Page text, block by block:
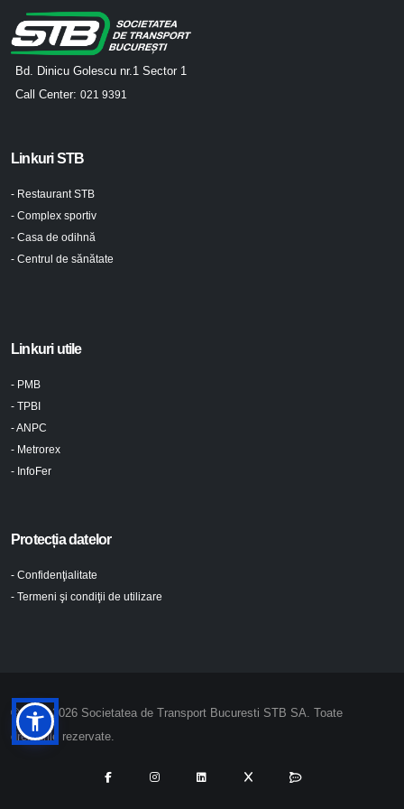
Bd. Dinicu Golescu nr.1 Sector 1
Call Center: 021 9391
Linkuri STB
- Restaurant STB
- Complex sportiv
- Casa de odihnă
- Centrul de sănătate
Linkuri utile
- PMB
- TPBI
- ANPC
- Metrorex
- InfoFer
Protecția datelor
- Confidenţialitate
- Termeni şi condiţii de utilizare
© 2024-2026 Societatea de Transport Bucuresti STB SA. Toate
drepturile rezervate.